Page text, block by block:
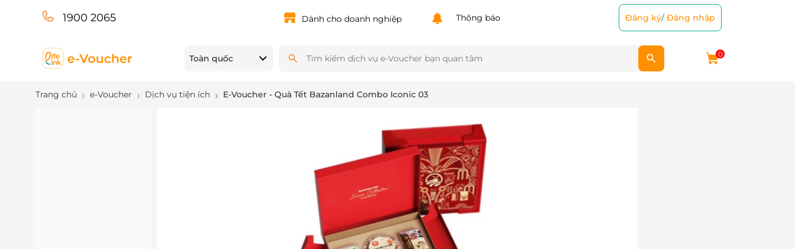
1900 2065 Dành cho doanh nghiệp Thông báo Đăng ký/Đăng nhập
Toàn quốc 0
Trang chủ e-Voucher Dịch vụ tiện ích E-Voucher - Quà Tết Bazanland Combo Iconic 03